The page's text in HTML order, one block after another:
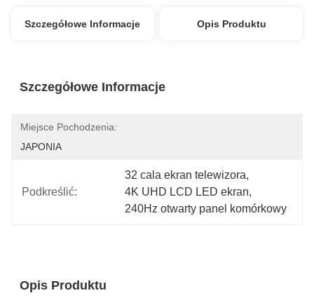
Szczegółowe Informacje Opis Produktu
Szczegółowe Informacje
Miejsce Pochodzenia:
JAPONIA
Podkreślić:
32 cala ekran telewizora,
4K UHD LCD LED ekran,
240Hz otwarty panel komórkowy
Opis Produktu